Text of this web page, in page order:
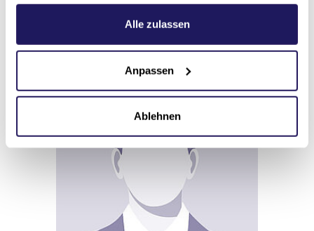
Weitere Informationen hierzu finden Sie in unserer
.
Alle zulassen
Anpassen
Ablehnen
maria.mathke(at)jsd.de